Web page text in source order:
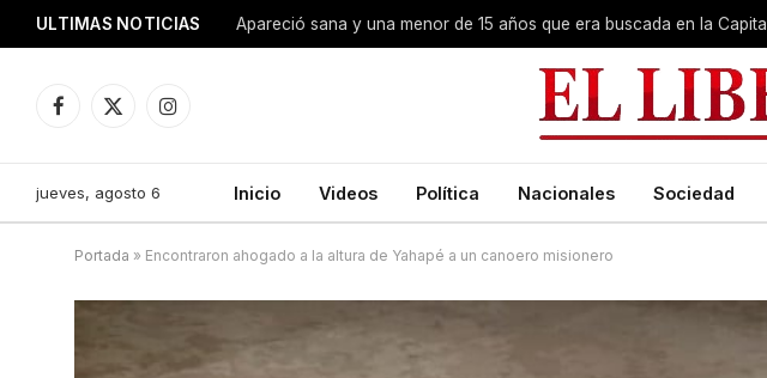
ULTIMAS NOTICIAS Apareció sana y una menor de 15 años que era buscada en la Capital
Facebook
X
Instagram
jueves, agosto 6 Inicio Videos Política Nacionales Sociedad
Portada » Encontraron ahogado a la altura de Yahapé a un canoero misionero